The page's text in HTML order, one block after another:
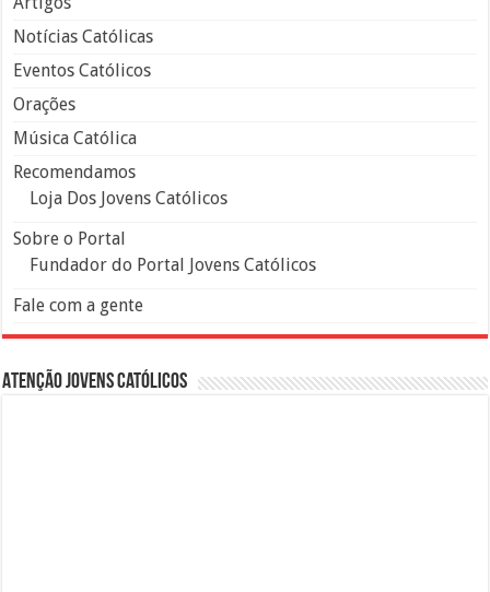
Notícias Católicas
Eventos Católicos
Orações
Música Católica
Recomendamos
Loja Dos Jovens Católicos
Sobre o Portal
Fundador do Portal Jovens Católicos
Fale com a gente
Atenção Jovens Católicos